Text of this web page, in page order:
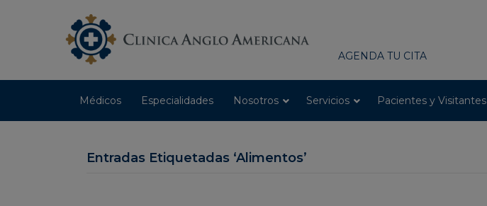
AGENDA TU CITA
Médicos Especialidades Nosotros Servicios Pacientes y Visitantes
Entradas Etiquetadas ‘Alimentos’